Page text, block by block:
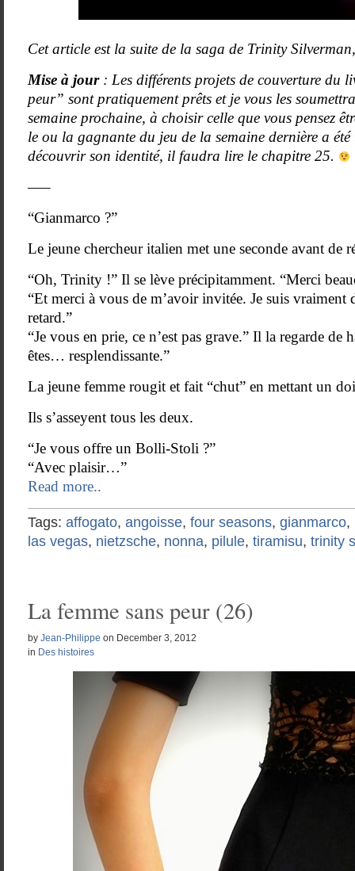
Cet article est la suite de la saga de Trinity
Mise à jour: Les différents projets de couverture du
peur” sont pratiquement prêts et je vous les
semaine prochaine, à choisir celle que vous pensez
le ou la gagnante du jeu de la semaine dernière a
découvrir son identité, il faudra lire le chapitre 25.
—–
“Gianmarco ?”
Le jeune chercheur italien met une seconde avant de
“Oh, Trinity !” Il se lève précipitamment. “Merci
“Et merci à vous de m’avoir invitée. Je suis vraiment
retard.”
“Je vous en prie, ce n’est pas grave.” Il la regarde de
êtes… resplendissante.”
La jeune femme rougit et fait “chut” en mettant un
Ils s’asseyent tous les deux.
“Je vous offre un Bolli-Stoli ?”
“Avec plaisir…”
Read more..
Tags: affogato, angoisse, four seasons, gianmarco,
las vegas, nietzsche, nonna, pilule, tiramisu, trinity
La femme sans peur (26)
by Jean-Philippe on December 3, 2012
in Des histoires